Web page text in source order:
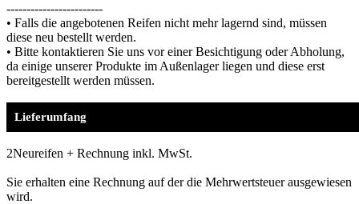
------------------------
• Falls die angebotenen Reifen nicht mehr lagernd sind, müssen
diese neu bestellt werden.
• Bitte kontaktieren Sie uns vor einer Besichtigung oder Abholung,
da einige unserer Produkte im Außenlager liegen und diese erst
bereitgestellt werden müssen.
Lieferumfang
2Neureifen + Rechnung inkl. MwSt.
Sie erhalten eine Rechnung auf der die Mehrwertsteuer ausgewiesen
wird.